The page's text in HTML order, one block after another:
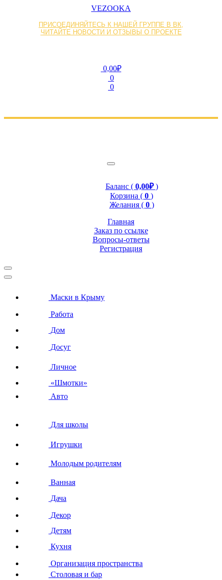
VEZOOKA
ПРИСОЕДИНЯЙТЕСЬ К НАШЕЙ ГРУППЕ В ВК,
ЧИТАЙТЕ НОВОСТИ И ОТЗЫВЫ О ПРОЕКТЕ
0,00₽
0
0
Баланс ( 0,00₽)
Корзина ( 0 )
Желания ( 0 )
Главная
Заказ по ссылке
Вопросы-ответы
Регистрация
Маски в Крыму
Работа
Дом
Досуг
Личное
«Шмотки»
Авто
Для школы
Игрушки
Молодым родителям
Ванная
Дача
Декор
Детям
Кухня
Организация пространства
Столовая и бар